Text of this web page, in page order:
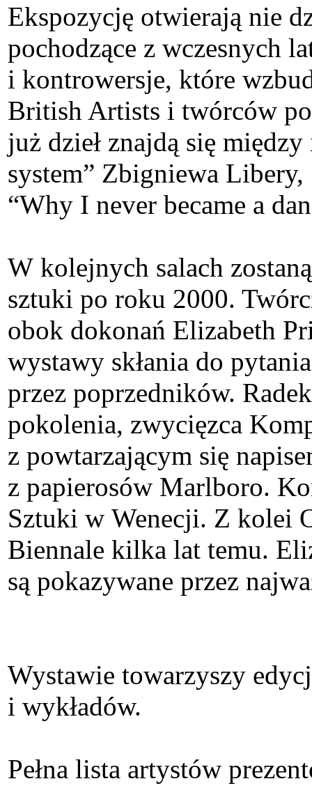
Ekspozycję otwierają nie
pochodzące z wczesnych
i kontrowersje, które
British Artists i twórców
już dzieł znajdą się
system” Zbigniewa
“Why I never became a
W kolejnych salach
sztuki po roku 2000.
obok dokonań Elizabeth
wystawy skłania do
przez poprzedników.
pokolenia, zwycięzca
z powtarzającym się
z papierosów Marlboro.
Sztuki w Wenecji. Z kolei
Biennale kilka lat temu.
są pokazywane przez
Wystawie towarzyszy
i wykładów.
Pełna lista artystów